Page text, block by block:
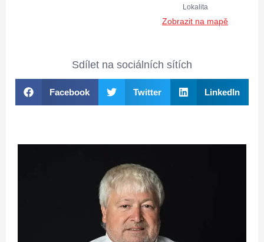
Lokalita
Zobrazit na mapě
Sdílet na sociálních sítích
Facebook Twitter LinkedIn